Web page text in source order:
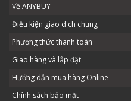
Về ANYBUY
Điều kiện giao dịch chung
Phương thức thanh toán
Giao hàng và lắp đặt
Hướng dẫn mua hàng Online
Chính sách bảo mật